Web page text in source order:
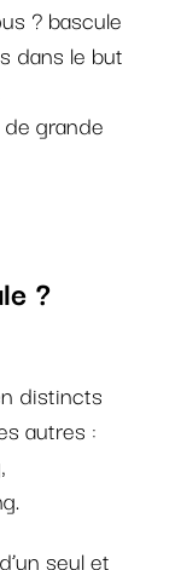
? bascule
dans le but
grande
?
distincts
autres :
seul et